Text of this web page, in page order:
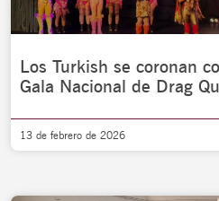
Los Turkish se coronan
Gala Nacional de Drag
13 de febrero de 2026